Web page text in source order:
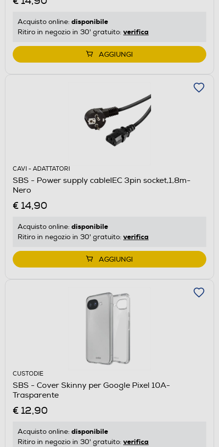
Acquisto online: disponibile
Ritiro in negozio in 30' gratuito: verifica
AGGIUNGI
CAVI - ADATTATORI
SBS - Power supply cableIEC 3pin socket,1,8m-
Nero
€ 14,90
Acquisto online: disponibile
Ritiro in negozio in 30' gratuito: verifica
AGGIUNGI
CUSTODIE
SBS - Cover Skinny per Google Pixel 10A-
Trasparente
€ 12,90
Acquisto online: disponibile
Ritiro in negozio in 30' gratuito: verifica